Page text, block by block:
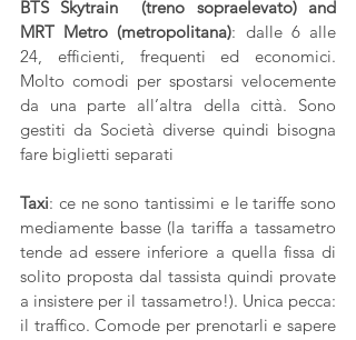
BTS Skytrain  (treno sopraelevato) and
MRT Metro (metropolitana): dalle 6 alle
24, efficienti, frequenti ed economici.
Molto comodi per spostarsi velocemente
da una parte all’altra della città. Sono
gestiti da Società diverse quindi bisogna
fare biglietti separati
Taxi: ce ne sono tantissimi e le tariffe sono
mediamente basse (la tariffa a tassametro
tende ad essere inferiore a quella fissa di
solito proposta dal tassista quindi provate
a insistere per il tassametro!). Unica pecca:
il traffico. Comode per prenotarli e sapere